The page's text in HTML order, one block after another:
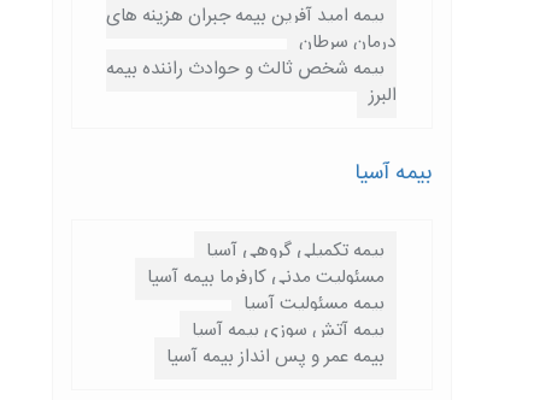
بیمه امید آفرین بیمه جبران هزینه های
درمان سرطان
بیمه شخص ثالث و حوادث راننده بیمه
البرز
بیمه آسیا
بیمه تکمیلی گروهی آسیا
مسئولیت مدنی کارفرما بیمه آسیا
بیمه مسئولیت آسیا
بیمه آتش سوزی بیمه آسیا
بیمه عمر و پس انداز بیمه آسیا